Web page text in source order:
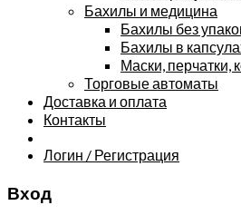
Бахилы и медицина
Бахилы без
Бахилы в
Маски, перчатки,
Торговые автоматы
Доставка и оплата
Контакты
Логин / Регистрация
Вход